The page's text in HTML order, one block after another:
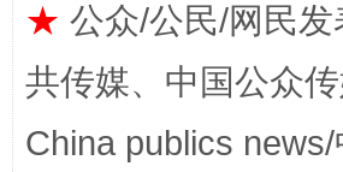
★ 公众/公民/网民
共传媒、中国公众
China publics